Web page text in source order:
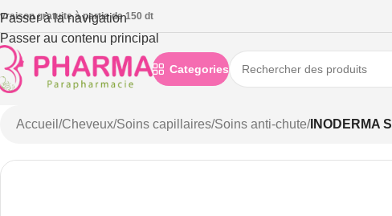
Passer à la navigation
Passer au contenu principal
gratuite à partie de 150 dt
Categories
Accueil /Cheveux/Soins capillaires/Soins anti-chute/INODERMA